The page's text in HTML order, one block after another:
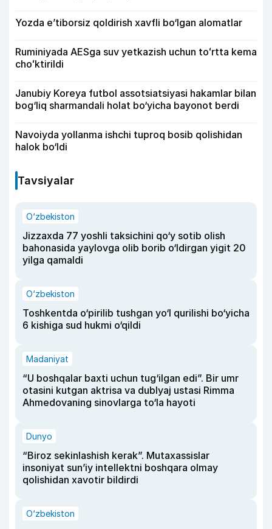
Yozda e’tiborsiz qoldirish xavfli bo‘lgan alomatlar
Ruminiyada AESga suv yetkazish uchun toʻrtta kema
choʻktirildi
Janubiy Koreya futbol assotsiatsiyasi hakamlar bilan
bog‘liq sharmandali holat bo‘yicha bayonot berdi
Navoiyda yollanma ishchi tuproq bosib qolishidan
halok bo‘ldi
Tavsiyalar
O‘zbekiston
Jizzaxda 77 yoshli taksichini qo‘y sotib olish
bahonasida yaylovga olib borib o‘ldirgan yigit 20
yilga qamaldi
O‘zbekiston
Toshkentda o‘pirilib tushgan yo‘l qurilishi bo‘yicha
6 kishiga sud hukmi o‘qildi
Madaniyat
“U boshqalar baxti uchun tug‘ilgan edi”. Bir umr
otasini kutgan aktrisa va dublyaj ustasi Rimma
Ahmedovaning sinovlarga to‘la hayoti
Dunyo
“Biroz sekinlashish kerak”. Mutaxassislar
insoniyat sun’iy intellektni boshqara olmay
qolishidan xavotir bildirdi
O‘zbekiston